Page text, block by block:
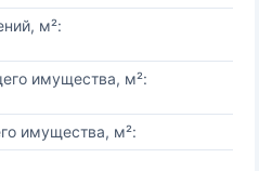
м²:
имущества, м²:
имущества, м²: